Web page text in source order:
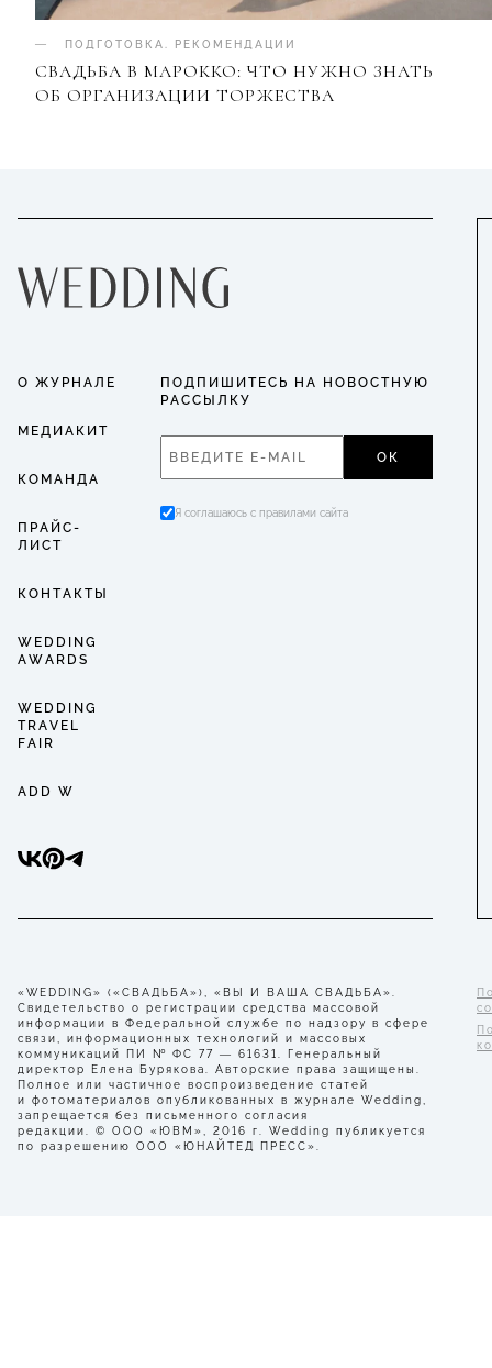
ПОДГОТОВКА. РЕКОМЕНДАЦИИ
СВАДЬБА В МАРОККО: ЧТО НУЖНО ЗНАТЬ
ОБ ОРГАНИЗАЦИИ ТОРЖЕСТВА
О ЖУРНАЛЕ
МЕДИАКИТ
КОМАНДА
ПРАЙС-
ЛИСТ
КОНТАКТЫ
WEDDING
AWARDS
WEDDING
TRAVEL
FAIR
ADD W
ПОДПИШИТЕСЬ НА НОВОСТНУЮ
РАССЫЛКУ
ОК
Я соглашаюсь с правилами сайта
«WEDDING» («СВАДЬБА»), «ВЫ И ВАША СВАДЬБА».
Свидетельство о регистрации средства массовой
информации в Федеральной службе по надзору в сфере
связи, информационных технологий и массовых
коммуникаций ПИ № ФС 77 — 61631. Генеральный
директор Елена Бурякова. Авторские права защищены.
Полное или частичное воспроизведение статей
и фотоматериалов опубликованных в журнале Wedding,
запрещается без письменного согласия
редакции. © ООО «ЮВМ», 2016 г. Wedding публикуется
по разрешению ООО «ЮНАЙТЕД ПРЕСС».